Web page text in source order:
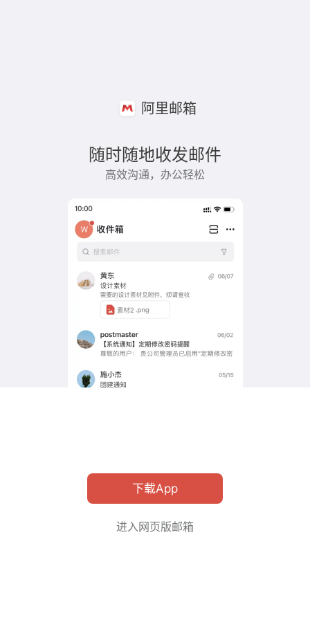
阿里邮箱
随时随地收发邮件
高效沟通，办公轻松
下载App
进入网页版邮箱